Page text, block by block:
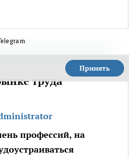
Принять
труда
профессий, на